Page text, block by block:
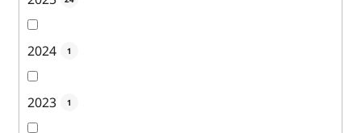
2024 1
2023 1